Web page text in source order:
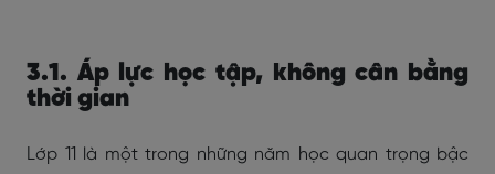
3.1. Áp lực học tập, không cân bằng
thời gian
Lớp 11 là một trong những năm học quan trọng bậc